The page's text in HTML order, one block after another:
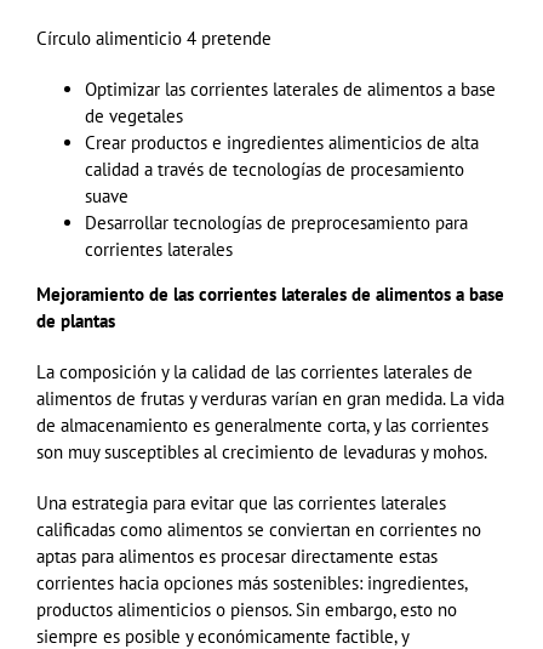
Círculo alimenticio 4 pretende
Optimizar las corrientes laterales de alimentos a base
de vegetales
Crear productos e ingredientes alimenticios de alta
calidad a través de tecnologías de procesamiento
suave
Desarrollar tecnologías de preprocesamiento para
corrientes laterales
Mejoramiento de las corrientes laterales de alimentos a base
de plantas
La composición y la calidad de las corrientes laterales de
alimentos de frutas y verduras varían en gran medida. La vida
de almacenamiento es generalmente corta, y las corrientes
son muy susceptibles al crecimiento de levaduras y mohos.
Una estrategia para evitar que las corrientes laterales
calificadas como alimentos se conviertan en corrientes no
aptas para alimentos es procesar directamente estas
corrientes hacia opciones más sostenibles: ingredientes,
productos alimenticios o piensos. Sin embargo, esto no
siempre es posible y económicamente factible, y